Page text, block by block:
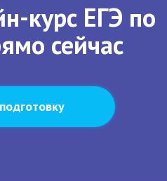
курс ЕГЭ по
сейчас